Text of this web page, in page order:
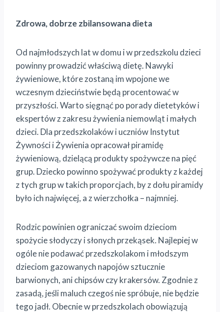
Zdrowa, dobrze zbilansowana dieta
Od najmłodszych lat w domu i w przedszkolu dzieci
powinny prowadzić właściwą dietę. Nawyki
żywieniowe, które zostaną im wpojone we
wczesnym dzieciństwie będą procentować w
przyszłości. Warto sięgnąć po porady dietetyków i
ekspertów z zakresu żywienia niemowląt i małych
dzieci. Dla przedszkolaków i uczniów Instytut
Żywności i Żywienia opracował piramidę
żywieniową, dzielącą produkty spożywcze na pięć
grup. Dziecko powinno spożywać produkty z każdej
z tych grup w takich proporcjach, by z dołu piramidy
było ich najwięcej, a z wierzchołka – najmniej.
Rodzic powinien ograniczać swoim dzieciom
spożycie słodyczy i słonych przekąsek. Najlepiej w
ogóle nie podawać przedszkolakom i młodszym
dzieciom gazowanych napojów sztucznie
barwionych, ani chipsów czy krakersów. Zgodnie z
zasadą, jeśli maluch czegoś nie spróbuje, nie będzie
tego jadł. Obecnie w przedszkolach obowiązują